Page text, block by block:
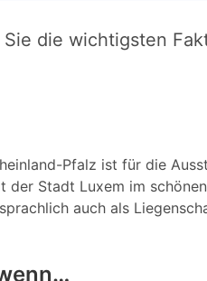
die wichtigsten
Pfalz ist für die
der Stadt Luxem im
auch als